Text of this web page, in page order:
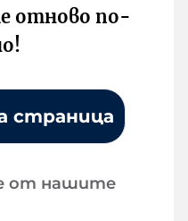
отново по-
страница
от нашите